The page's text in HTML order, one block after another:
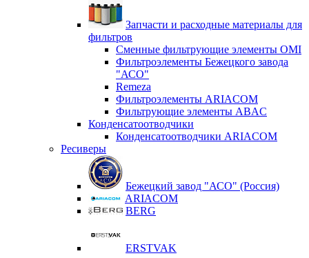
Запчасти и расходные материалы для
фильтров
Сменные фильтрующие элементы OMI
Фильтроэлементы Бежецкого завода
"АСО"
Remeza
Фильтроэлементы ARIACOM
Фильтрующие элементы ABAC
Конденсатоотводчики
Конденсатоотводчики ARIACOM
Ресиверы
Бежецкий завод "АСО" (Россия)
ARIACOM
BERG
ERSTVAK